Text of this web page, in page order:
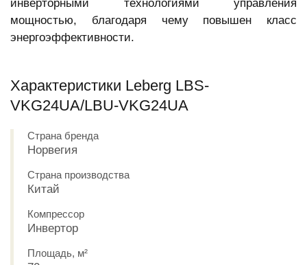
инверторными технологиями управления
мощностью, благодаря чему повышен класс
энергоэффективности.
Характеристики Leberg LBS-
VKG24UA/LBU-VKG24UA
Страна бренда
Норвегия
Страна производства
Китай
Компрессор
Инвертор
Площадь, м²